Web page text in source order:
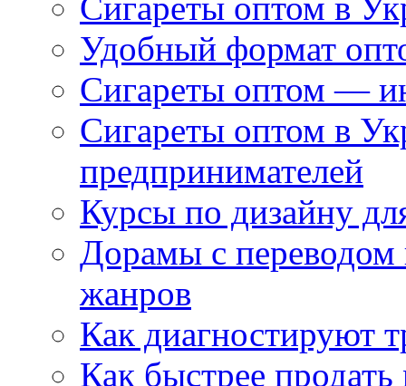
Сигареты оптом в
Удобный формат
Сигареты оптом —
Сигареты оптом в
предпринимателей
Курсы по дизайну
Дорамы с переводом
жанров
Как диагностируют
Как быстрее